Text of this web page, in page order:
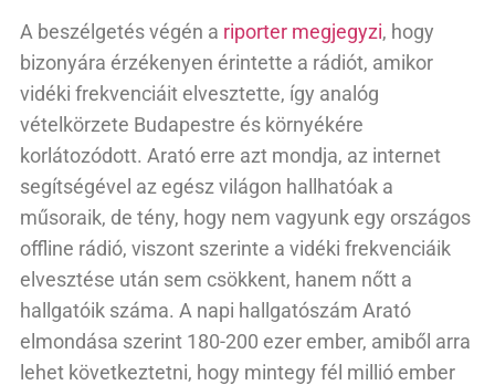
A beszélgetés végén a riporter megjegyzi, hogy
bizonyára érzékenyen érintette a rádiót, amikor
vidéki frekvenciáit elvesztette, így analóg
vételkörzete Budapestre és környékére
korlátozódott. Arató erre azt mondja, az internet
segítségével az egész világon hallhatóak a
műsoraik, de tény, hogy nem vagyunk egy országos
offline rádió, viszont szerinte a vidéki frekvenciáik
elvesztése után sem csökkent, hanem nőtt a
hallgatóik száma. A napi hallgatószám Arató
elmondása szerint 180-200 ezer ember, amiből arra
lehet következtetni, hogy mintegy fél millió ember